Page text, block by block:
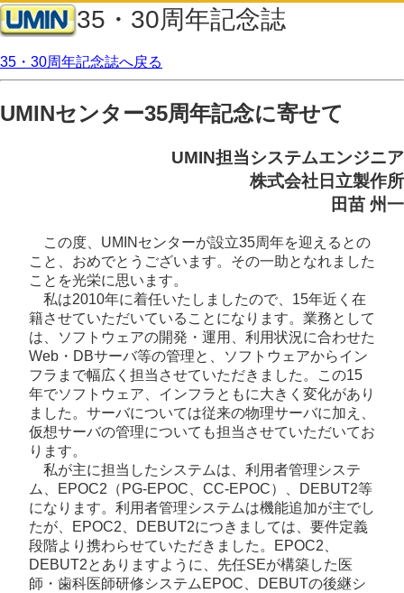
35・30周年記念誌
35・30周年記念誌へ戻る
UMINセンター35周年記念に寄せて
UMIN担当システムエンジニア
株式会社日立製作所
田苗 州一
この度、UMINセンターが設立35周年を迎えるとの
こと、おめでとうございます。その一助となれました
ことを光栄に思います。
私は2010年に着任いたしましたので、15年近く在
籍させていただいていることになります。業務として
は、ソフトウェアの開発・運用、利用状況に合わせた
Web・DBサーバ等の管理と、ソフトウェアからイン
フラまで幅広く担当させていただきました。この15
年でソフトウェア、インフラともに大きく変化があり
ました。サーバについては従来の物理サーバに加え、
仮想サーバの管理についても担当させていただいてお
ります。
私が主に担当したシステムは、利用者管理システ
ム、EPOC2（PG-EPOC、CC-EPOC）、DEBUT2等
になります。利用者管理システムは機能追加が主でし
たが、EPOC2、DEBUT2につきましては、要件定義
段階より携わらせていただきました。EPOC2、
DEBUT2とありますように、先任SEが構築した医
師・歯科医師研修システムEPOC、DEBUTの後継シ